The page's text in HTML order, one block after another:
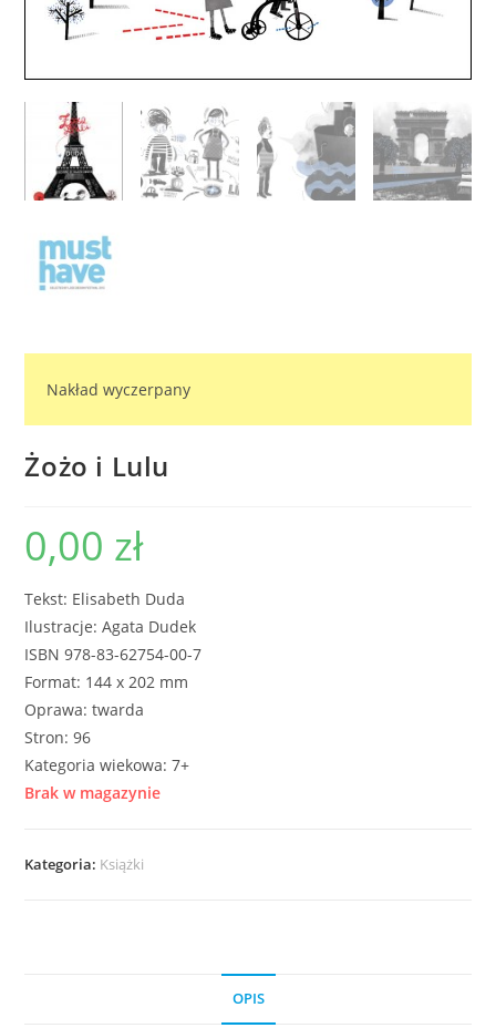
Nakład wyczerpany
Żożo i Lulu
0,00 zł
Tekst: Elisabeth Duda
Ilustracje: Agata Dudek
ISBN 978-83-62754-00-7
Format: 144 x 202 mm
Oprawa: twarda
Stron: 96
Kategoria wiekowa: 7+
Brak w magazynie
Kategoria: Książki
OPIS